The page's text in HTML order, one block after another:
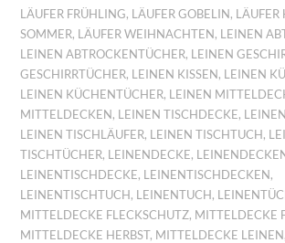
LÄUFER FRÜHLING, LÄUFER GOBELIN, LÄUFER
SOMMER, LÄUFER WEIHNACHTEN, LEINEN
LEINEN ABTROCKENTÜCHER, LEINEN
GESCHIRRTÜCHER, LEINEN KISSEN, LEINEN
LEINEN KÜCHENTÜCHER, LEINEN
MITTELDECKEN, LEINEN TISCHDECKE,
LEINEN TISCHLÄUFER, LEINEN TISCHTUCH,
TISCHTÜCHER, LEINENDECKE,
LEINENTISCHDECKE, LEINENTISCHDECKEN,
LEINENTISCHTUCH, LEINENTUCH,
MITTELDECKE FLECKSCHUTZ, MITTELDECKE
MITTELDECKE HERBST, MITTELDECKE LEINEN